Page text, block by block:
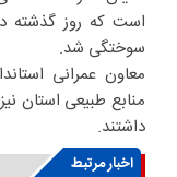
است که روز گذشته
سوختگی شد.
معاون عمرانی
منابع طبیعی استان
داشتند.
اخبار مرتبط